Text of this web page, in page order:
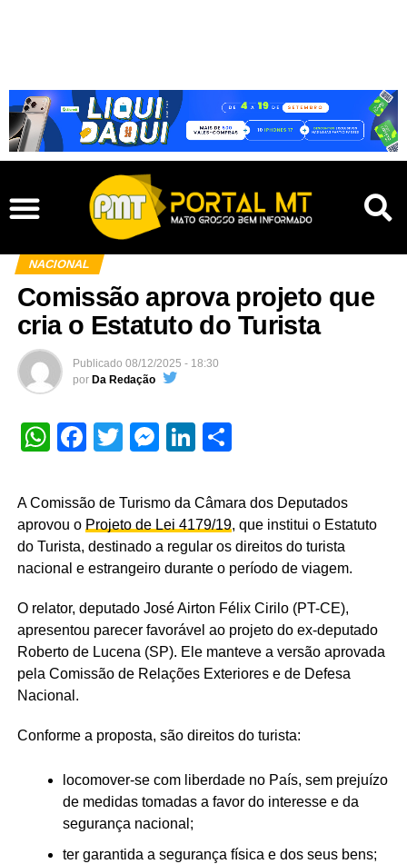
NACIONAL
Comissão aprova projeto que
cria o Estatuto do Turista
Publicado 08/12/2025 - 18:30
por Da Redação
WhatsApp
Facebook
TwitterMessenger
LinkedIn
A Comissão de Turismo da Câmara dos Deputados
aprovou o Projeto de Lei 4179/19, que institui o Estatuto
do Turista, destinado a regular os direitos do turista
nacional e estrangeiro durante o período de viagem.
O relator, deputado José Airton Félix Cirilo (PT-CE),
apresentou parecer favorável ao projeto do ex-deputado
Roberto de Lucena (SP). Ele manteve a versão aprovada
pela Comissão de Relações Exteriores e de Defesa
Nacional.
Conforme a proposta, são direitos do turista:
locomover-se com liberdade no País, sem prejuízo
de medidas tomadas a favor do interesse e da
segurança nacional;
ter garantida a segurança física e dos seus bens;